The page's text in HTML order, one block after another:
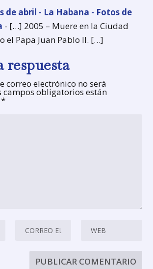
de abril - La Habana - Fotos de
- […] 2005 – Muere en la Ciudad
el Papa Juan Pablo II. […]
respuesta
correo electrónico no será
campos obligatorios están
*